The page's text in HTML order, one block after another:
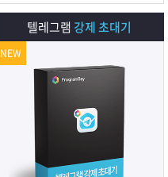
텔레그램 강제 초대기
NEW